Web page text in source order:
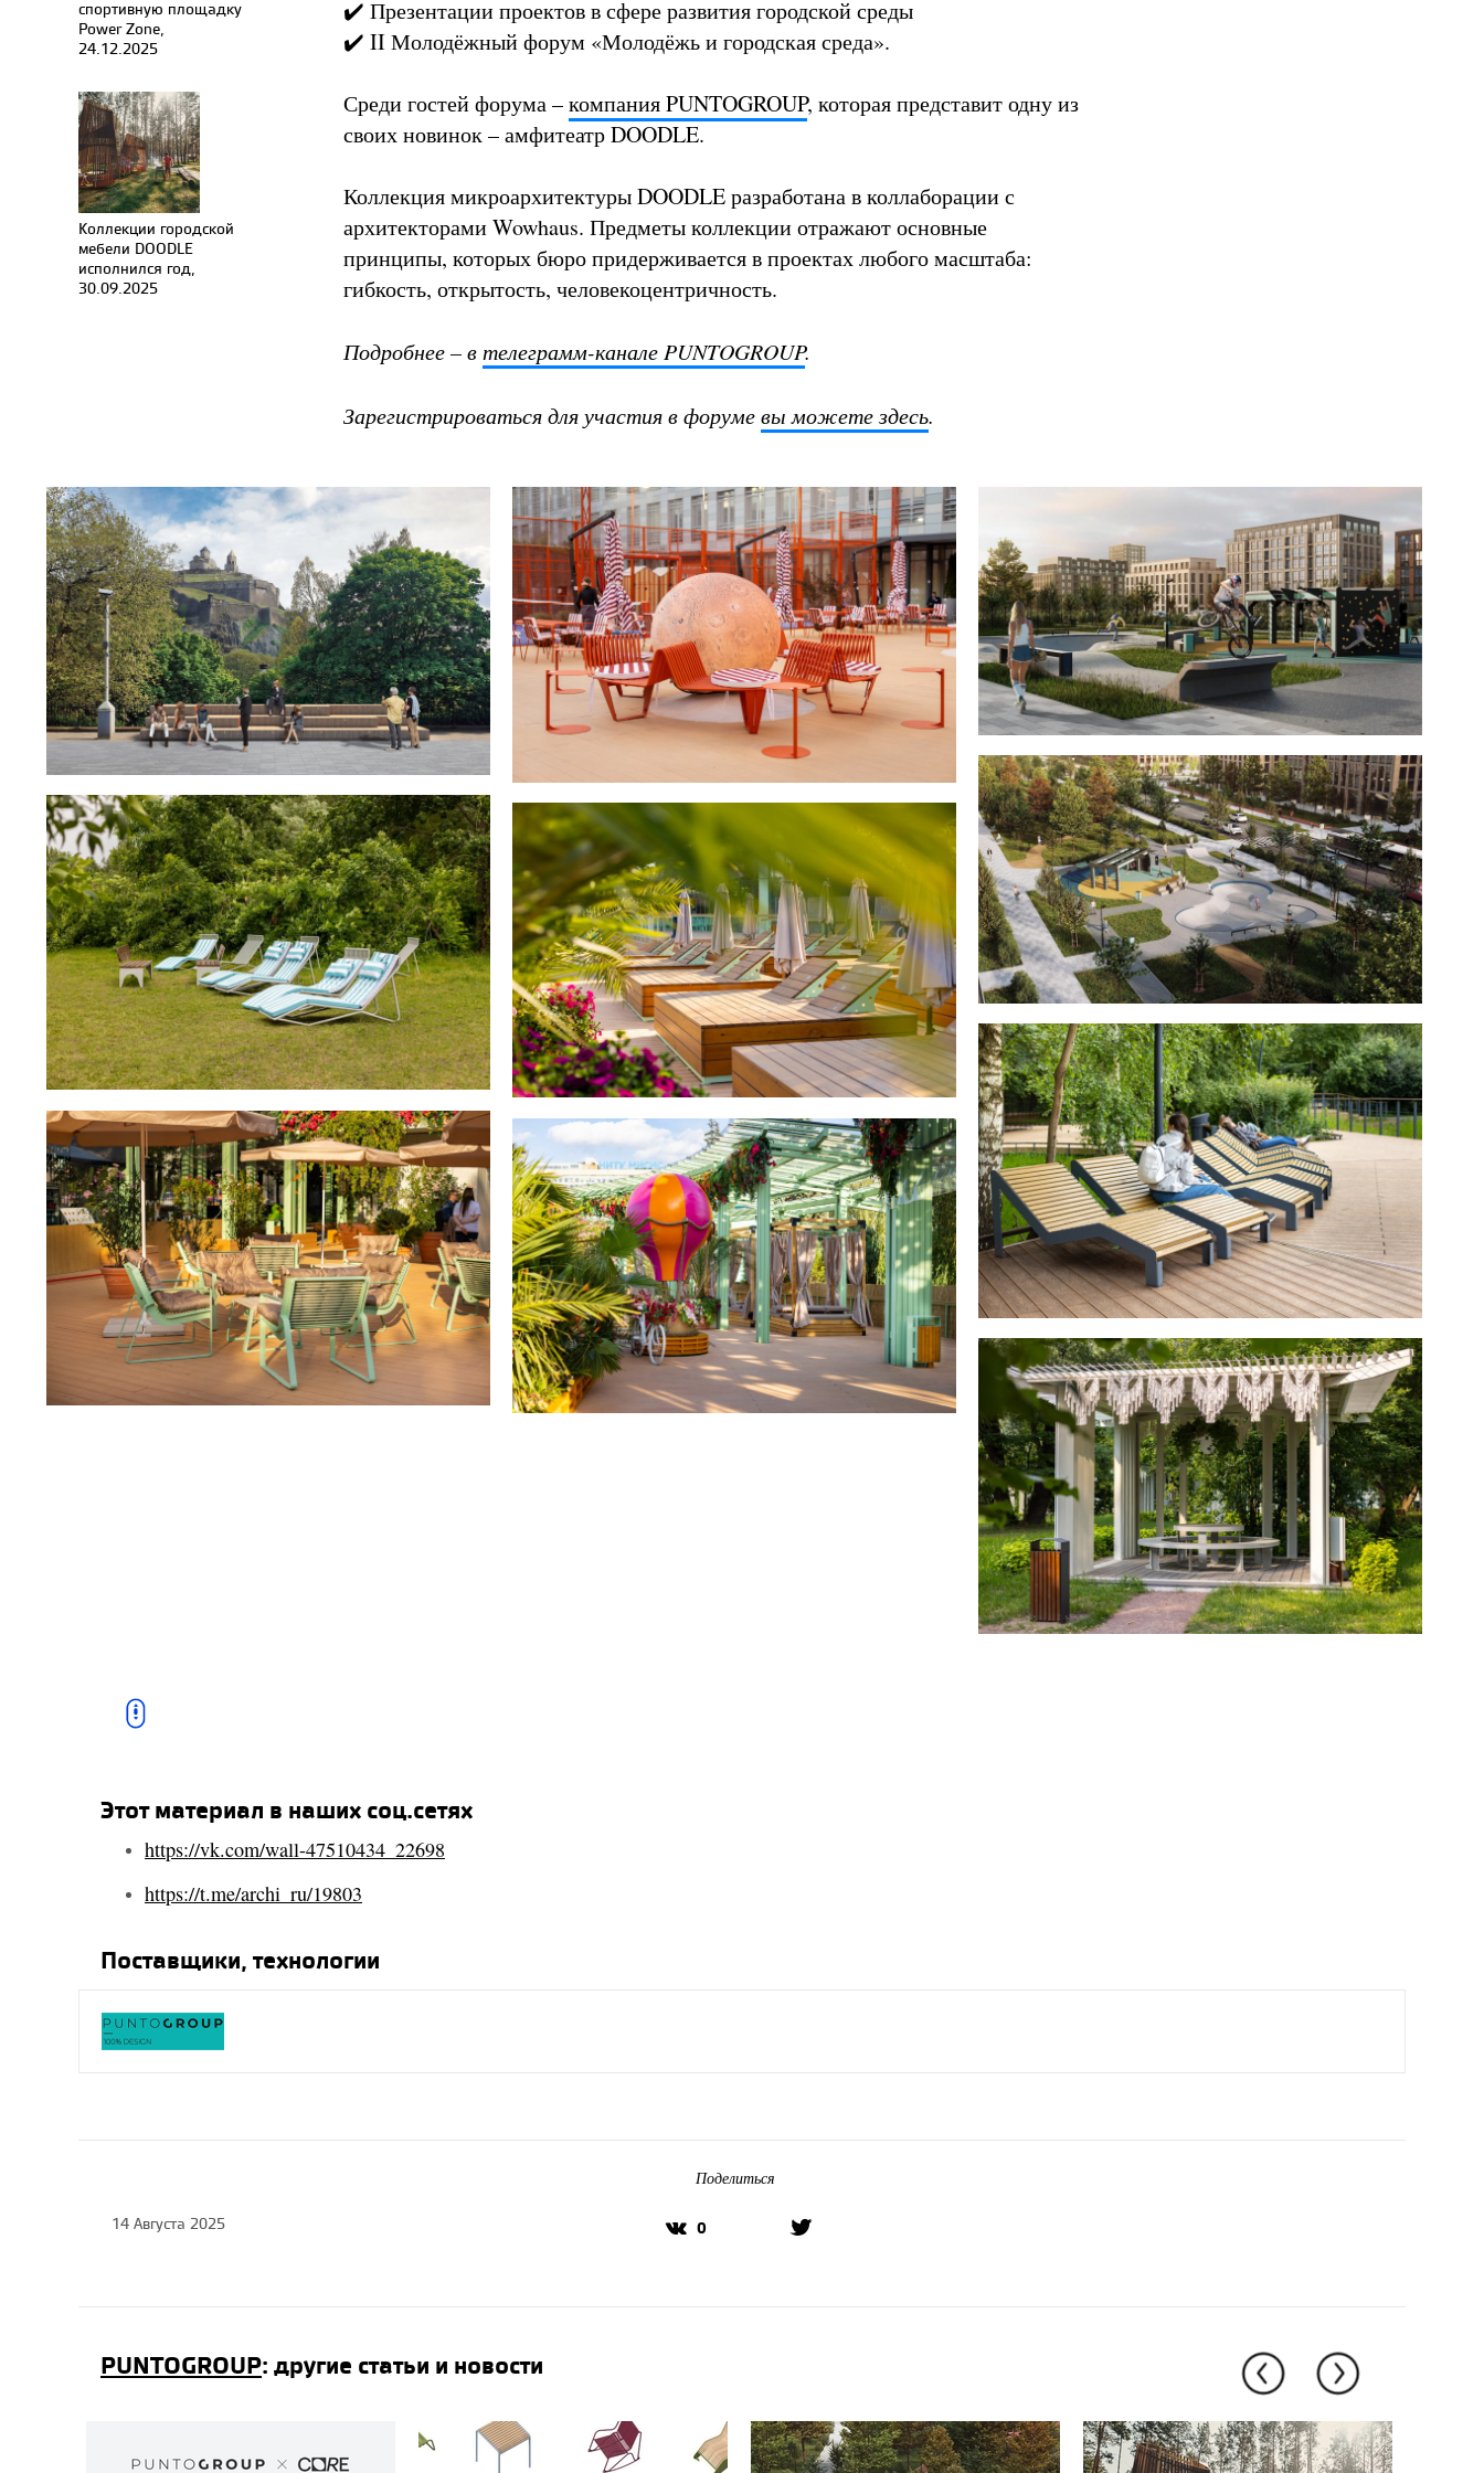
спортивную площадку
Power Zone,
24.12.2025
Коллекции городской
мебели DOODLE
исполнился год,
30.09.2025
Шезлонги и другая
городская мебель от
Москве 2025,
19.05.2025
PUNTOGROUP –
DOODLE: Новая
✔️ Презентации проектов в сфере развития городской среды
✔️ II Молодёжный форум «Молодёжь и городская среда».
Среди гостей форума –компания PUNTOGROUP, которая представит одну из
своих новинок – амфитеатр DOODLE.
Коллекция микроархитектуры DOODLE разработана в коллаборации с
архитекторами Wowhaus. Предметы коллекции отражают основные
принципы, которых бюро придерживается в проектах любого масштаба:
гибкость, открытость, человекоцентричность.
Подробнее – в телеграмм-канале PUNTOGROUP.
Зарегистрироваться для участия в форумевы можете здесь.
Этот материал в наших соц.сетях
https://vk.com/wall-47510434_22698
https://t.me/archi_ru/19803
Поставщики, технологии
14 Августа 2025
Поделиться
0
PUNTOGROUP: другие статьи и новости